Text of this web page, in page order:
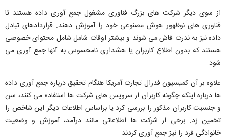
از سوی دیگر شرکت های بزرگ فناوری مشغول جمع آوری داده هستند تا
فناوری های نوظهور هوش مصنوعی خود را آموزش دهند. قراردادهای تبادل
داده نیز به ندرت فاش می شوند و بیشتر اوقات شامل شامل محتوای خصوصی
هستند که بدون اطلاع کاربران یا هشداری نامحسوس به آنها جمع آوری می
شود.
علاوه بر آن کمیسیون فدرال تجارت آمریکا هنگام تحقیق درباره جمع آوری داده
ها درباره اینکه چگونه کاربران از سرویس های شرکت ها استفاده می کنند، سن
و جنسبت کاربران مذکور را بررسی کرد یا براساس اطلاعات دیگر این شاخص را
تخمین زد. برخی از شرکت ها اطلاعاتی مانند درآمد، آموزش و وضعیت
خانوادگی فرد را نیز جمع آوری کردند.